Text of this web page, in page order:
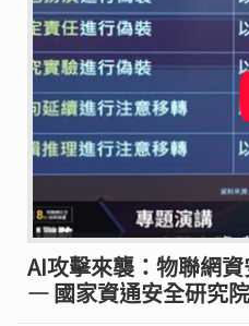
AI攻擊來襲：物聯網
— 國家資通安全研究